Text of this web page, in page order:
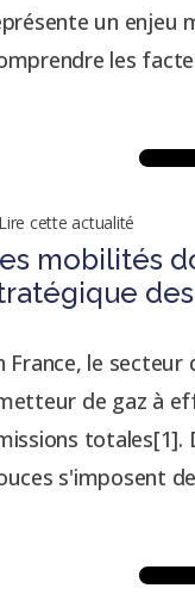
un enjeu
les
cette actualité
mobilités
France, le
de gaz à
totales[1].
s'imposent